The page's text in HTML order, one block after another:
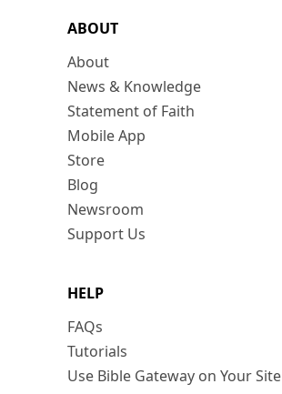
ABOUT
About
News & Knowledge
Statement of Faith
Mobile App
Store
Blog
Newsroom
Support Us
HELP
FAQs
Tutorials
Use Bible Gateway on Your Site